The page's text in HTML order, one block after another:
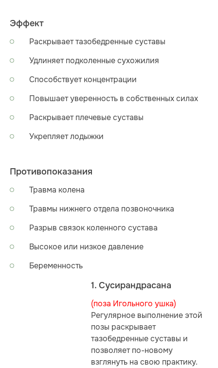
Эффект
Раскрывает тазобедренные суставы
Удлиняет подколенные сухожилия
Способствует концентрации
Повышает уверенность в собственных силах
Раскрывает плечевые суставы
Укрепляет лодыжки
Противопоказания
Травма колена
Травмы нижнего отдела позвоночника
Разрыв связок коленного сустава
Высокое или низкое давление
Беременность
1. Сусирандрасана
(поза Игольного ушка)
Регулярное выполнение этой
позы раскрывает
тазобедренные суставы и
позволяет по-новому
взглянуть на свою практику.